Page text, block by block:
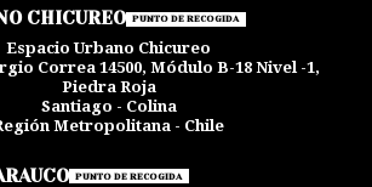
CHICUREO PUNTO DE RECOGIDA
Espacio Urbano Chicureo
Correa 14500, Módulo B-18 Nivel -1,
Piedra Roja
Santiago - Colina
Metropolitana - Chile
PUNTO DE RECOGIDA